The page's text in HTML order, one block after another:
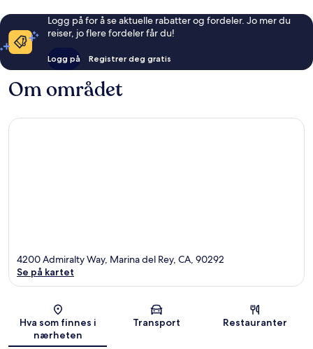
Logg på for å se aktuelle rabatter og fordeler. Jo mer du
reiser, jo flere fordeler får du!
Logg på Registrer deg gratis
Om området
Kart
4200 Admiralty Way, Marina del Rey, CA, 90292
Se på kartet
Hva som finnes i
nærheten
Transport Restauranter